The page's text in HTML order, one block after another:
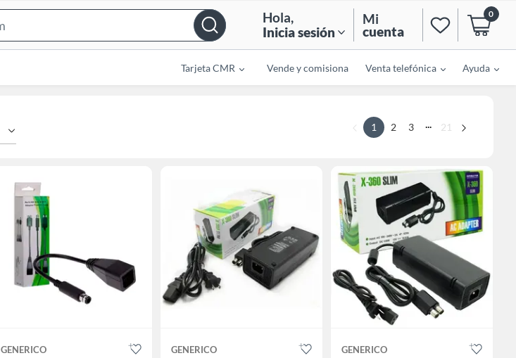
Bar
Hola,
Inicia sesión
Mi
cuenta
0
Tarjeta CMR Vende y comisiona Venta telefónica Ayuda
1 2 3 ... 21
GENERICO GENERICO GENERICO